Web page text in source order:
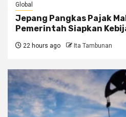
Global
Jepang Pangkas Pajak
Pemerintah Siapkan
22 hours ago Ita Tambunan